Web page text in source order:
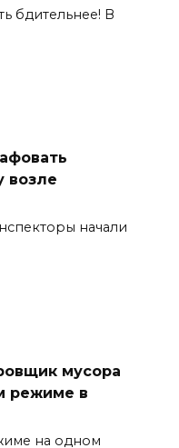
бдительнее! В
возле
начали
мусора
режиме в
на одном